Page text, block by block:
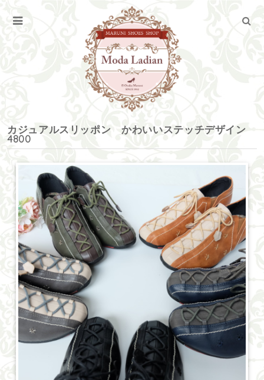
カジュアルスリッポン かわいいステッチデザイン
4800